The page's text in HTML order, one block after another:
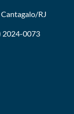
Cantagalo/RJ
2024-0073